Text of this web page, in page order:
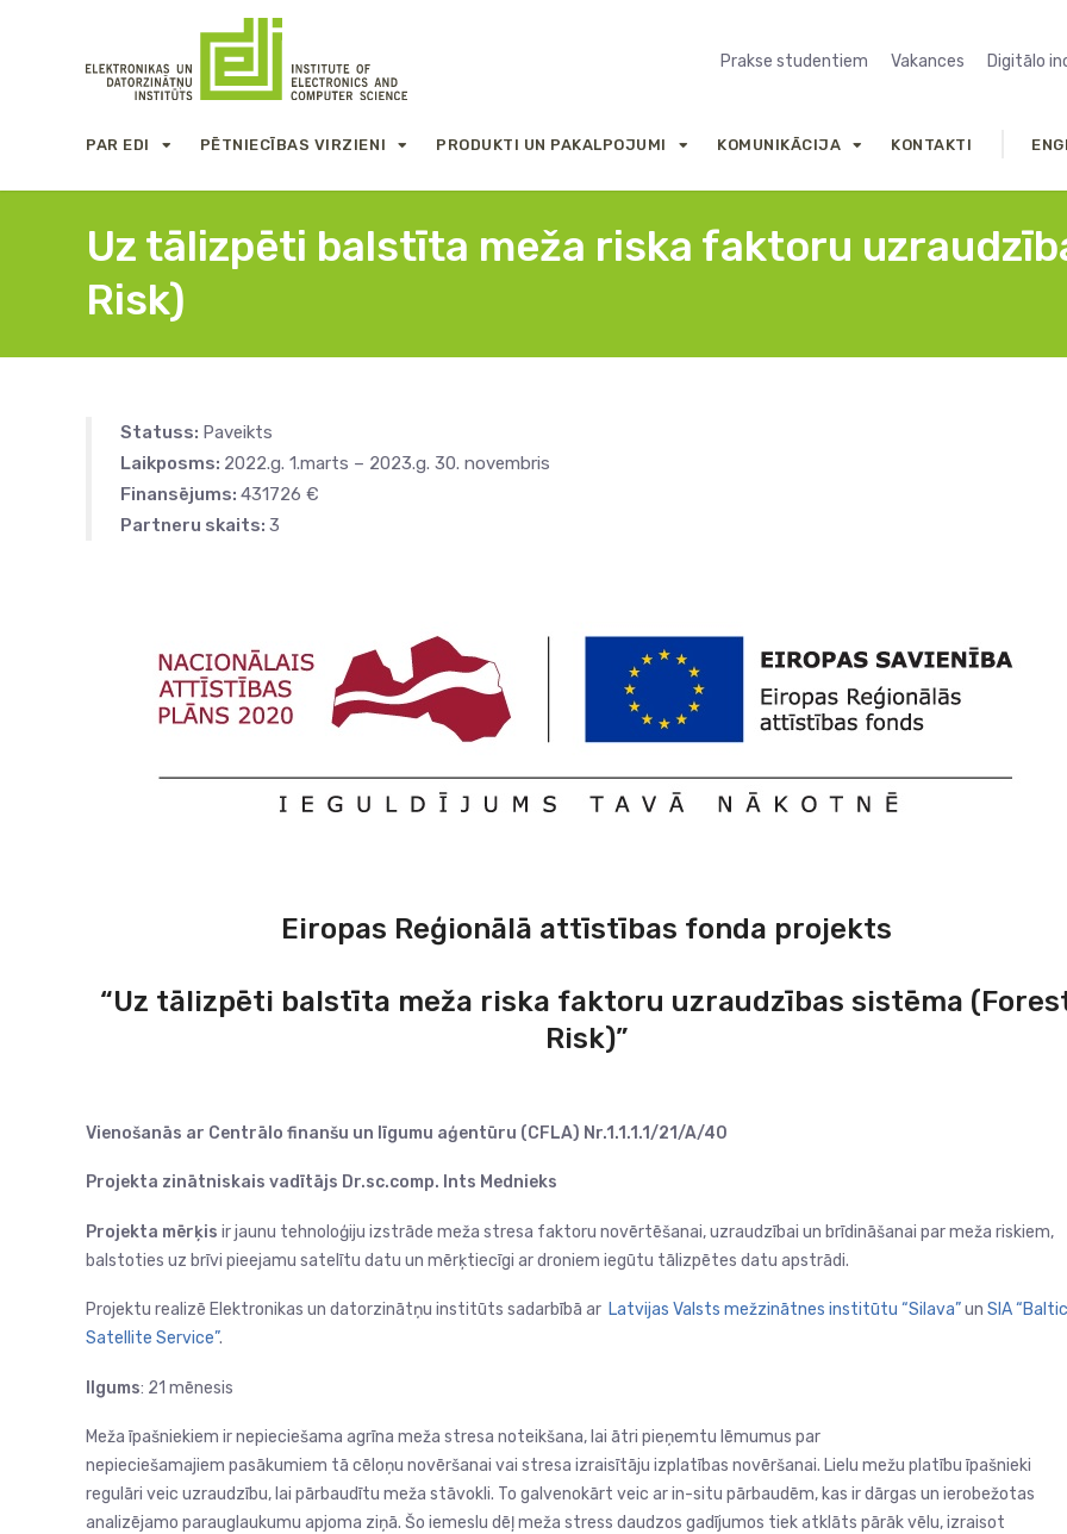
Prakse studentiem Vakances Digitālo
PAR EDI PĒTNIECĪBAS VIRZIENI PRODUKTI UN PAKALPOJUMI KOMUNIKĀCIJA KONTAKTI
Uz tālizpēti balstīta meža riska faktoru
Risk)
Statuss: Paveikts
Laikposms: 2022.g. 1.marts – 2023.g. 30. novembris
Finansējums: 431726 €
Partneru skaits: 3
Eiropas Reģionālā attīstības fonda projekts
“Uz tālizpēti balstīta meža riska faktoru uzraudzības sistēma
Risk)”
Vienošanās ar Centrālo finanšu un līgumu aģentūru (CFLA) Nr.1.1.1.1/21/A/40
Projekta zinātniskais vadītājs Dr.sc.comp. Ints Mednieks
Projekta mērķis ir jaunu tehnoloģiju izstrāde meža stresa faktoru novērtēšanai, uzraudzībai un brīdināšanai par meža riskiem,
balstoties uz brīvi pieejamu satelītu datu un mērķtiecīgi ar droniem iegūtu tālizpētes datu apstrādi.
Projektu realizē Elektronikas un datorzinātņu institūts sadarbībā ar Latvijas Valsts mežzinātnes institūtu “Silava”un SIA “Baltic
Satellite Service”.
Ilgums: 21 mēnesis
Meža īpašniekiem ir nepieciešama agrīna meža stresa noteikšana, lai ātri pieņemtu lēmumus par
nepieciešamajiem pasākumiem tā cēloņu novēršanai vai stresa izraisītāju izplatības novēršanai. Lielu mežu platību īpašnieki
regulāri veic uzraudzību, lai pārbaudītu meža stāvokli. To galvenokārt veic ar in-situ pārbaudēm, kas ir dārgas un ierobežotas
analizējamo parauglaukumu apjoma ziņā. Šo iemeslu dēļ meža stress daudzos gadījumos tiek atklāts pārāk vēlu, izraisot